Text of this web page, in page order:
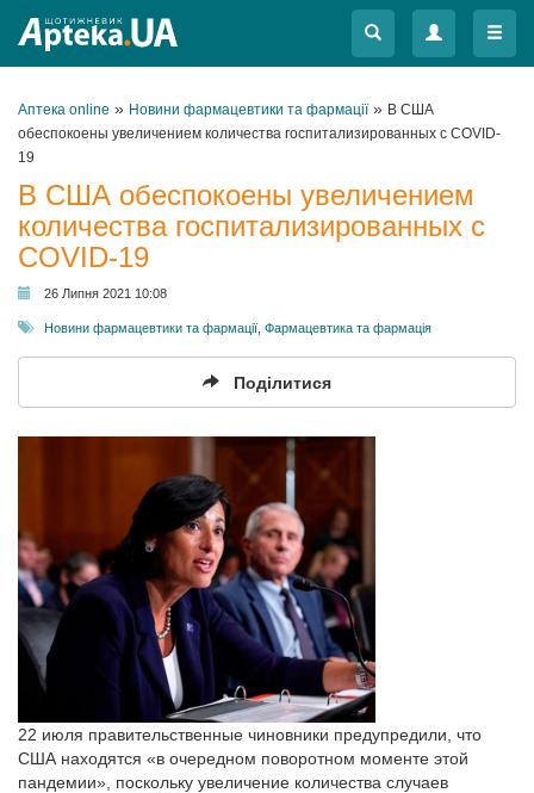
Меню
Меню
Аптека online » Новини фармацевтики та фармації» В США
обеспокоены увеличением количества госпитализированных с COVID-
19
В США обеспокоены увеличением
количества госпитализированных с
COVID-19
26 Липня 2021 10:08
Новини фармацевтики та фармації Фармацевтика та фармація
Поділитися
22 июля правительственные чиновники предупредили, что
США находятся «в очередном поворотном моменте этой
пандемии», поскольку увеличение количества случаев